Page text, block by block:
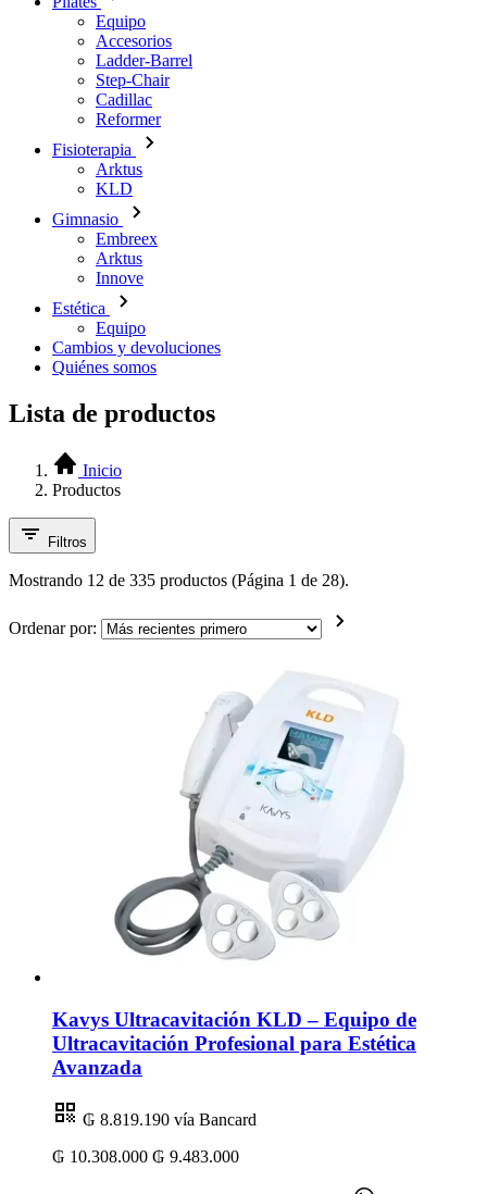
Equipo
Accesorios
Ladder-Barrel
Step-Chair
Cadillac
Reformer
Fisioterapia
Arktus
KLD
Gimnasio
Embreex
Arktus
Innove
Estética
Equipo
Cambios y devoluciones
Quiénes somos
Lista de productos
Inicio
Productos
Filtros
Mostrando 12 de 335 productos (Página 1 de 28).
Ordenar por:
Kavys Ultracavitación KLD – Equipo de
Ultracavitación Profesional para Estética
Avanzada
₲ 8.819.190 vía Bancard
₲ 10.308.000 ₲ 9.483.000